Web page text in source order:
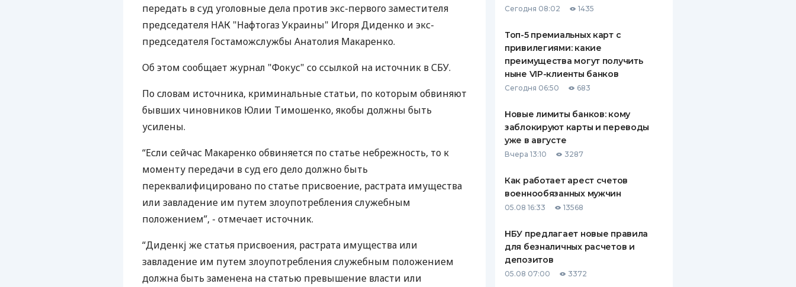
КЕШБЭКА
БАНКОВСКИМ КАРТАМ
ВСЕ СТРАХОВЫЕ ПОЛИСЫ
СТРАХОВЫЕ КОМПАНИИ
КОМПАНИЯХ
КОНТАКТЫ
передать в суд уголовные дела против экс-первого заместителя
председателя НАК "Нафтогаз Украины" Игоря Диденко и экс-
председателя Гостаможслужбы Анатолия Макаренко.
Об этом сообщает журнал "Фокус" со ссылкой на источник в СБУ.
По словам источника, криминальные статьи, по которым обвиняют
бывших чиновников Юлии Тимошенко, якобы должны быть
усилены.
“Если сейчас Макаренко обвиняется по статье небрежность, то к
моменту передачи в суд его дело должно быть
переквалифицировано по статье присвоение, растрата имущества
или завладение им путем злоупотребления служебным
положением”, - отмечает источник.
“Диденкj же статья присвоения, растрата имущества или
завладение им путем злоупотребления служебным положением
должна быть заменена на статью превышение власти или
Сегодня 08:02 1435
Топ-5 премиальных карт с
привилегиями: какие
преимущества могут получить
ныне VIP-клиенты банков
Сегодня 06:50 683
Новые лимиты банков: кому
заблокируют карты и переводы
уже в августе
Вчера 13:10 3287
Как работает арест счетов
военнообязанных мужчин
05.08 16:33 13568
НБУ предлагает новые правила
для безналичных расчетов и
депозитов
05.08 07:00 3372